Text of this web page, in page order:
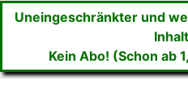
Uneingeschränkter und
Kein Abo! (Schon ab